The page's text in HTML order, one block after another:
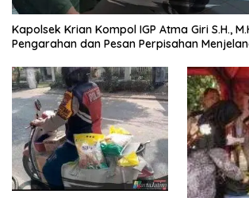
Kapolsek Krian Kompol IGP Atma Giri S.H.,
Pengarahan dan Pesan Perpisahan